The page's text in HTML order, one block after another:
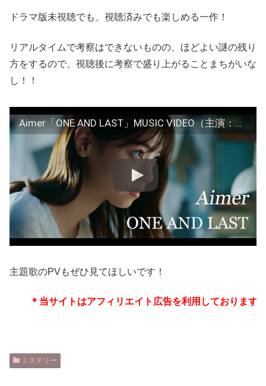
ドラマ版未視聴でも、視聴済みでも楽しめる一作！
リアルタイムで考察はできないものの、ほどよい謎の残り
方をするので、視聴後に考察で盛り上がることまちがいな
し！！
Aimer「ONE AND LAST」MUSIC VIDEO（主演：西野七瀬) ※映画『あなたの番です 劇場版』主題歌
主題歌のPVもぜひ見てほしいです！
＊当サイトはアフィリエイト広告を利用しております
ミステリー